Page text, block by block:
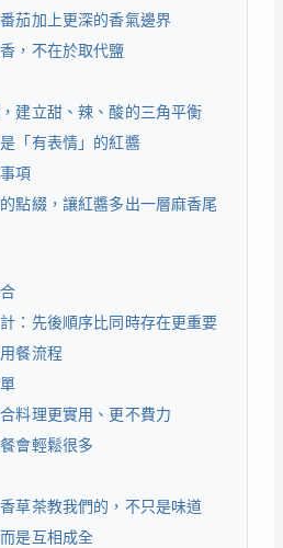
茄加上更深的香氣邊界
，不在於取代鹽
建立甜、辣、酸的三角平衡
「有表情」的紅醬
項
點綴，讓紅醬多出一層麻香尾
：先後順序比同時存在更重要
餐流程
料理更實用、更不費力
會輕鬆很多
草茶教我們的，不只是味道
是互相成全